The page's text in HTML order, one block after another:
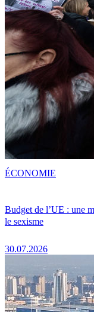
Budget de l’UE : une
le sexisme
30.07.2026
ÉCONOMIE